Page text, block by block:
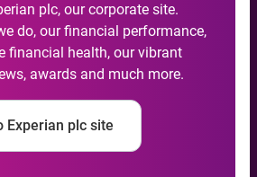
plc, our corporate site.
do, our financial performance,
financial health, our vibrant
awards and much more.
Experian plc site
la nouvelle
detecter la